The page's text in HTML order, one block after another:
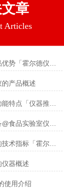
章
Articles
产品概述
仪器概述
使用介绍